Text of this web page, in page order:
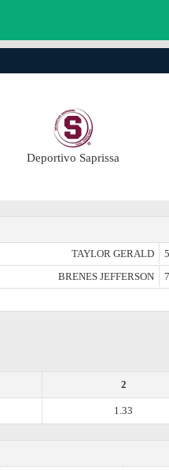
Deportivo Saprissa
TAYLOR GERALD
BRENES JEFFERSON
2
1.33